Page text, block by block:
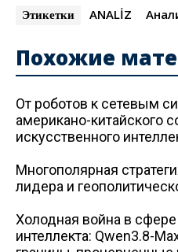
Этикетки ANALİZ
Похожие
От роботов к сетевым
американо-китайского
искусственного
Многополярная
лидера и
Холодная война в
интеллекта: Qwen3.8-